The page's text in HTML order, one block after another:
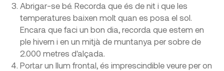
Abrigar-se bé. Recorda que és de nit i que les
temperatures baixen molt quan es posa el sol.
Encara que faci un bon dia, recorda que estem en
ple hivern i en un mitjà de muntanya per sobre de
2.000 metres d'alçada.
Portar un llum frontal, és imprescindible veure per on